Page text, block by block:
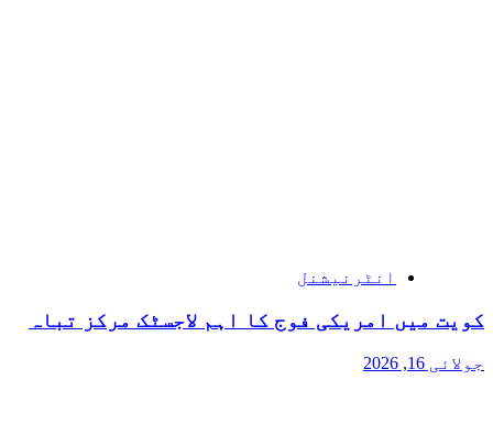
انٹرنیشنل
کویت میں امریکی فوج کا اہم لاجسٹک مرکز تباہ
جولائی 16, 2026